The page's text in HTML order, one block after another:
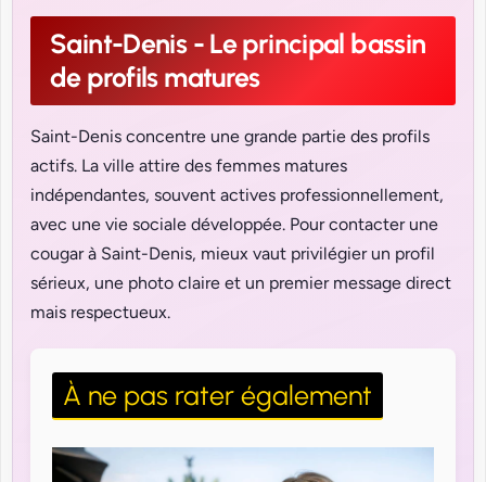
Saint-Denis - Le principal bassin
de profils matures
Saint-Denis concentre une grande partie des profils
actifs. La ville attire des femmes matures
indépendantes, souvent actives professionnellement,
avec une vie sociale développée. Pour contacter une
cougar à Saint-Denis, mieux vaut privilégier un profil
sérieux, une photo claire et un premier message direct
mais respectueux.
À ne pas rater également